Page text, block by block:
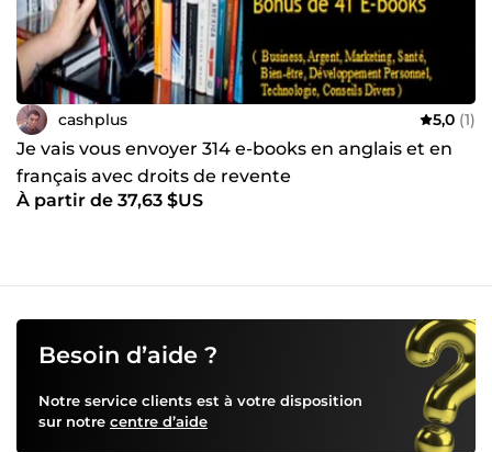
cashplus 5,0 (1)
Je vais vous envoyer 314 e-books en anglais et en
français avec droits de revente
À partir de 37,63 $US
Besoin d’aide ?
Notre service clients est à votre disposition
sur notre centre d’aide